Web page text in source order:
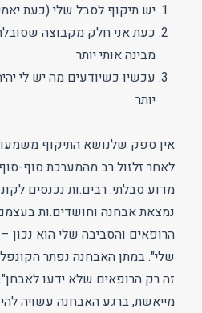
יש תיקוף לסבל שלי (כעת
כעת אני חלק מקבוצה
מבינה אותי יותר
עכשיו כשיודעים מה יש לי
יותר
אין ספק שלנושא התיקוף
לאחר זלזול רב מהמערכת סוף-
מדוע סבלתי. רבים.ות נכנסים
נמצאת אבחנה וחושדים.ות
הרופאים והסביבה שלי הוא נכון
שלי". במתן האבחנה נפתר
זה רק הרופאים שלא ידעו
מייאשת, ברגע האבחנה עשויה